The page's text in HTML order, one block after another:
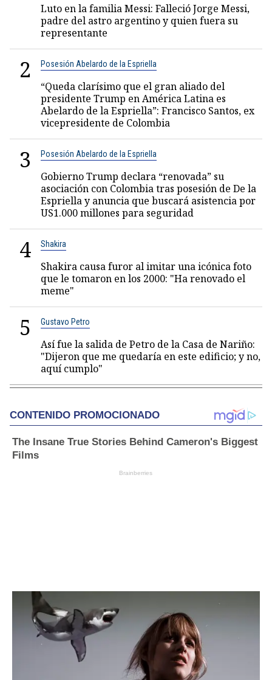
Luto en la familia Messi: Falleció Jorge Messi,
padre del astro argentino y quien fuera su
representante
2 Posesión Abelardo de la Espriella
“Queda clarísimo que el gran aliado del
presidente Trump en América Latina es
Abelardo de la Espriella”: Francisco Santos, ex
vicepresidente de Colombia
3 Posesión Abelardo de la Espriella
Gobierno Trump declara “renovada” su
asociación con Colombia tras posesión de De la
Espriella y anuncia que buscará asistencia por
US1.000 millones para seguridad
4 Shakira
Shakira causa furor al imitar una icónica foto
que le tomaron en los 2000: "Ha renovado el
meme"
5 Gustavo Petro
Así fue la salida de Petro de la Casa de Nariño:
"Dijeron que me quedaría en este edificio; y no,
aquí cumplo"